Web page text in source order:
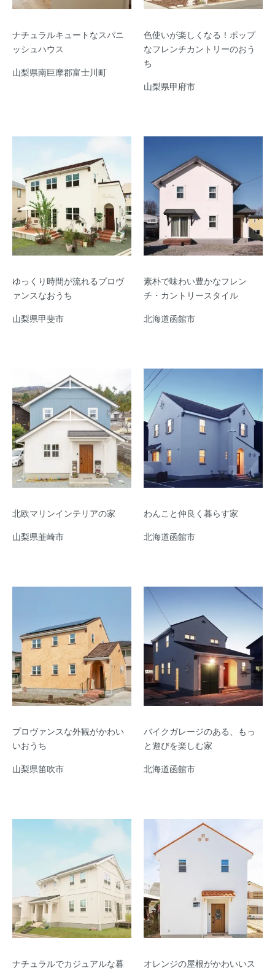
ナチュラルキュートなスパニ
ッシュハウス
山梨県南巨摩郡富士川町
色使いが楽しくなる！ポップ
なフレンチカントリーのおう
ち
山梨県甲府市
ゆっくり時間が流れるプロヴ
ァンスなおうち
山梨県甲斐市
素朴で味わい豊かなフレン
チ・カントリースタイル
北海道函館市
北欧マリンインテリアの家
山梨県韮崎市
わんこと仲良く暮らす家
北海道函館市
プロヴァンスな外観がかわい
いおうち
山梨県笛吹市
バイクガレージのある、もっ
と遊びを楽しむ家
北海道函館市
ナチュラルでカジュアルな暮
オレンジの屋根がかわいいス